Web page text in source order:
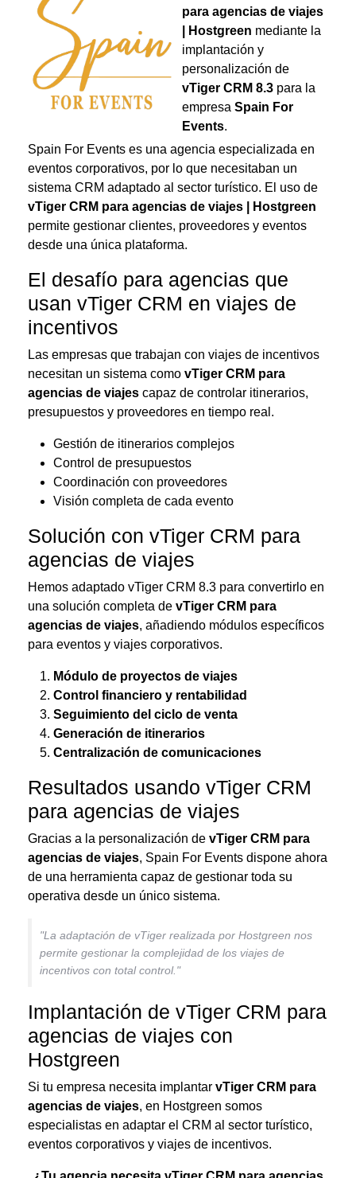
para agencias de viajes
| Hostgreen mediante la
implantación y
personalización de
vTiger CRM 8.3 para la
empresa Spain For
Events.
Spain For Events es una agencia especializada en
eventos corporativos, por lo que necesitaban un
sistema CRM adaptado al sector turístico. El uso de
vTiger CRM para agencias de viajes | Hostgreen
permite gestionar clientes, proveedores y eventos
desde una única plataforma.
El desafío para agencias que
usan vTiger CRM en viajes de
incentivos
Las empresas que trabajan con viajes de incentivos
necesitan un sistema como vTiger CRM para
agencias de viajes capaz de controlar itinerarios,
presupuestos y proveedores en tiempo real.
Gestión de itinerarios complejos
Control de presupuestos
Coordinación con proveedores
Visión completa de cada evento
Solución con vTiger CRM para
agencias de viajes
Hemos adaptado vTiger CRM 8.3 para convertirlo en
una solución completa de vTiger CRM para
agencias de viajes, añadiendo módulos específicos
para eventos y viajes corporativos.
Módulo de proyectos de viajes
Control financiero y rentabilidad
Seguimiento del ciclo de venta
Generación de itinerarios
Centralización de comunicaciones
Resultados usando vTiger CRM
para agencias de viajes
Gracias a la personalización de vTiger CRM para
agencias de viajes, Spain For Events dispone ahora
de una herramienta capaz de gestionar toda su
operativa desde un único sistema.
"La adaptación de vTiger realizada por Hostgreen nos
permite gestionar la complejidad de los viajes de
incentivos con total control."
Implantación de vTiger CRM para
agencias de viajes con
Hostgreen
Si tu empresa necesita implantar vTiger CRM para
agencias de viajes, en Hostgreen somos
especialistas en adaptar el CRM al sector turístico,
eventos corporativos y viajes de incentivos.